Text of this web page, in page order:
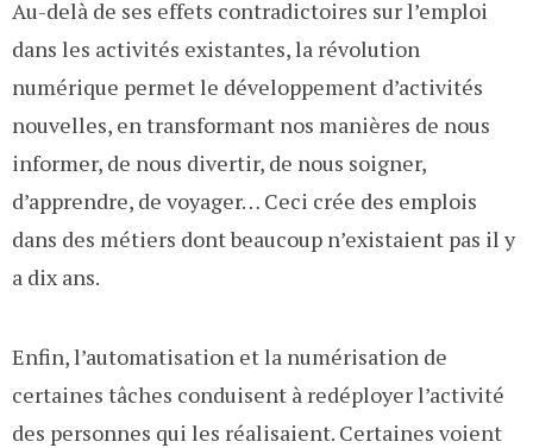
Au-delà de ses effets contradictoires sur l’emploi
dans les activités existantes, la révolution
numérique permet le développement d’activités
nouvelles, en transformant nos manières de nous
informer, de nous divertir, de nous soigner,
d’apprendre, de voyager… Ceci crée des emplois
dans des métiers dont beaucoup n’existaient pas il y
a dix ans.
Enfin, l’automatisation et la numérisation de
certaines tâches conduisent à redéployer l’activité
des personnes qui les réalisaient. Certaines voient